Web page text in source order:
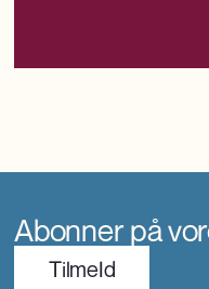
Abonner på
TilmeId